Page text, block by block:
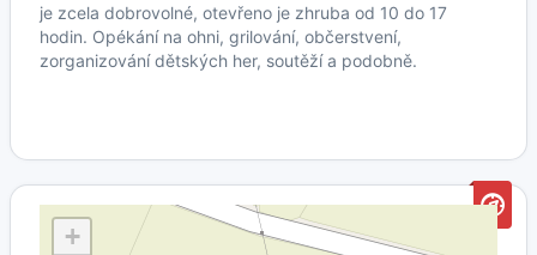
je zcela dobrovolné, otevřeno je zhruba od 10 do 17
hodin. Opékání na ohni, grilování, občerstvení,
zorganizování dětských her, soutěží a podobně.
+